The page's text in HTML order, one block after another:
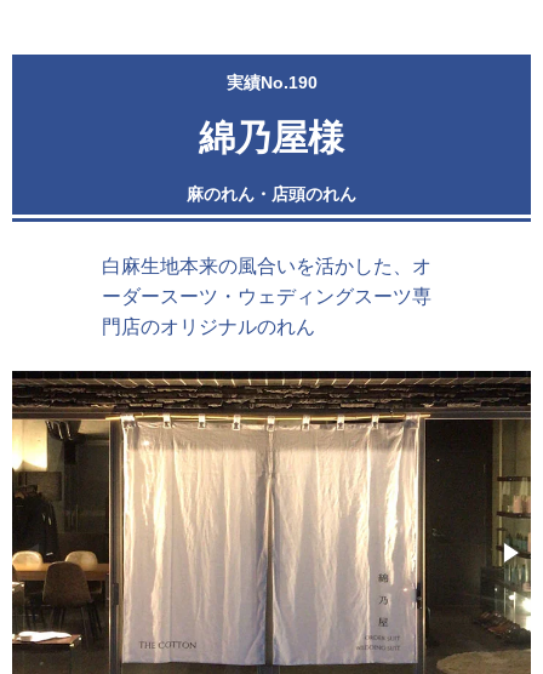
実績No.190
綿乃屋様
麻のれん・店頭のれん
白麻生地本来の風合いを活かした、オ
ーダースーツ・ウェディングスーツ専
門店のオリジナルのれん